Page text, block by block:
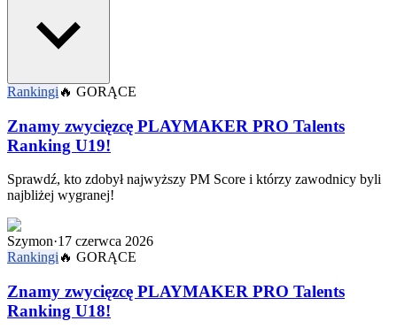
Rankingi 🔥 GORĄCE
Znamy zwycięzcę PLAYMAKER PRO Talents
Ranking U19!
Sprawdź, kto zdobył najwyższy PM Score i którzy zawodnicy byli
najbliżej wygranej!
Szymon·17 czerwca 2026
Rankingi 🔥 GORĄCE
Znamy zwycięzcę PLAYMAKER PRO Talents
Ranking U18!